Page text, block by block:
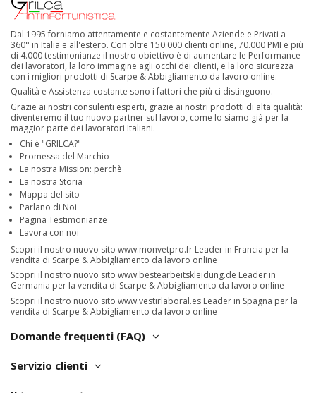
Dal 1995 forniamo attentamente e costantemente Aziende e Privati a
360° in Italia e all'estero. Con oltre 150.000 clienti online, 70.000 PMI e più
di 4.000 testimonianze il nostro obiettivo è di aumentare le Performance
dei lavoratori, la loro immagine agli occhi dei clienti, e la loro sicurezza
con i migliori prodotti di Scarpe & Abbigliamento da lavoro online.
Qualità e Assistenza costante sono i fattori che più ci distinguono.
Grazie ai nostri consulenti esperti, grazie ai nostri prodotti di alta qualità:
diventeremo il tuo nuovo partner sul lavoro, come lo siamo già per la
maggior parte dei lavoratori Italiani.
Chi è "GRILCA?"
Promessa del Marchio
La nostra Mission: perchè
La nostra Storia
Mappa del sito
Parlano di Noi
Pagina Testimonianze
Lavora con noi
Scopri il nostro nuovo sito www.monvetpro.fr Leader in Francia per la
vendita di Scarpe & Abbigliamento da lavoro online
Scopri il nostro nuovo sito www.bestearbeitskleidung.de Leader in
Germania per la vendita di Scarpe & Abbigliamento da lavoro online
Scopri il nostro nuovo sito www.vestirlaboral.es Leader in Spagna per la
vendita di Scarpe & Abbigliamento da lavoro online
Domande frequenti (FAQ)
Servizio clienti